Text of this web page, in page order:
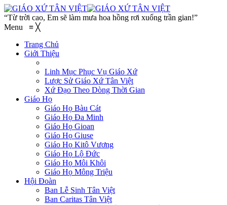
“Từ trời cao, Em sẽ làm mưa hoa hồng rơi xuống trần gian!”
Menu ≡ ╳
Trang Chủ
Giới Thiệu
Linh Mục Phục Vụ Giáo Xứ
Lược Sử Giáo Xứ Tân Việt
Xứ Đạo Theo Dòng Thời Gian
Giáo Họ
Giáo Họ Bàu Cát
Giáo Họ Đa Minh
Giáo Họ Gioan
Giáo Họ Giuse
Giáo Họ Kitô Vương
Giáo Họ Lộ Đức
Giáo Họ Môi Khôi
Giáo Họ Mông Triệu
Hội Đoàn
Ban Lễ Sinh Tân Việt
Ban Caritas Tân Việt